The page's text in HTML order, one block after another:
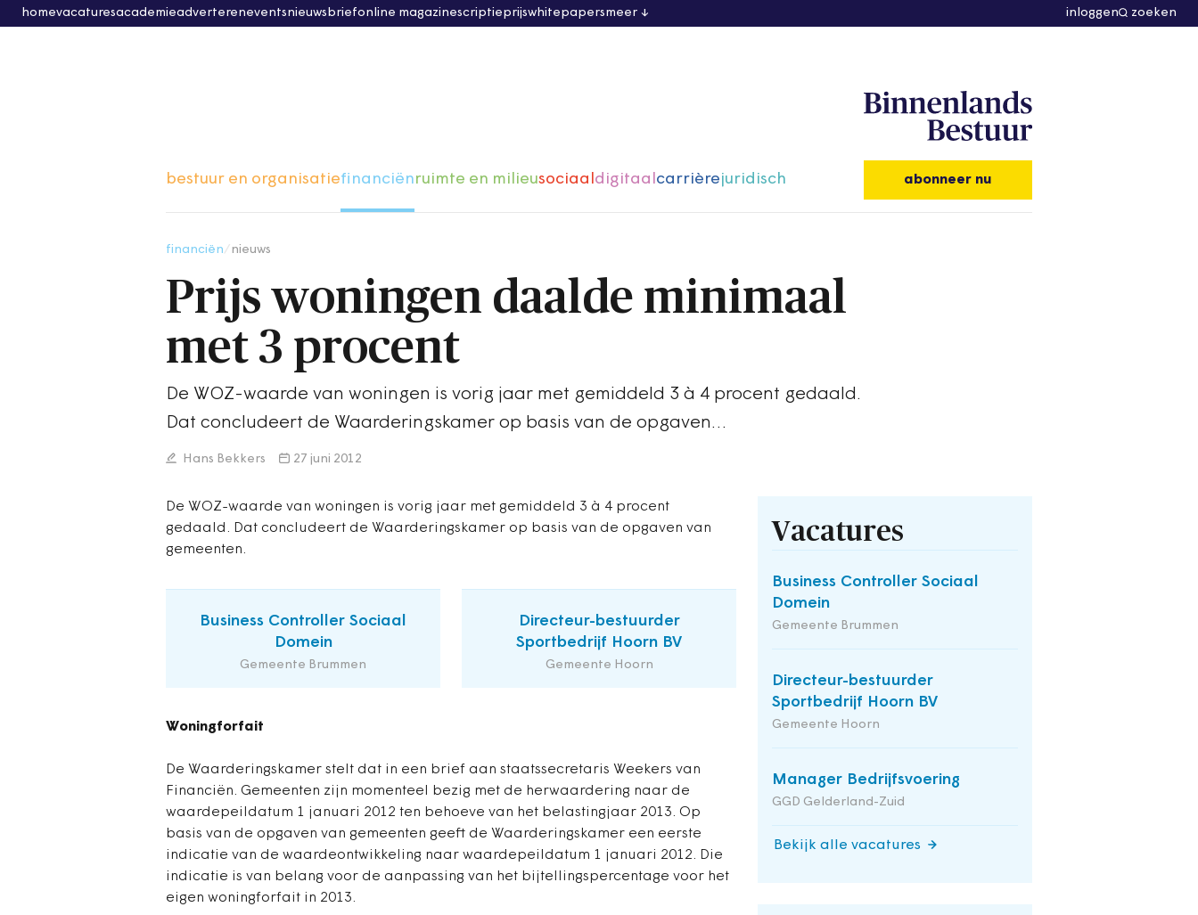
homevacaturesacademieadvertereneventsnieuwsbriefonline magazinescriptieprijswhitepapersmeer inloggen zoeken
bestuur en organisatiefinanciënruimte en milieusociaaldigitaalcarrièrejuridisch abonneer nu
financiën nieuws
Prijs woningen daalde minimaal
met 3 procent
De WOZ-waarde van woningen is vorig jaar met gemiddeld 3 à 4 procent gedaald.
Dat concludeert de Waarderingskamer op basis van de opgaven…
Hans Bekkers 27 juni 2012
De WOZ-waarde van woningen is vorig jaar met gemiddeld 3 à 4 procent
gedaald. Dat concludeert de Waarderingskamer op basis van de opgaven van
gemeenten.
Business Controller Sociaal
Domein
Gemeente Brummen
Directeur-bestuurder
Sportbedrijf Hoorn BV
Gemeente Hoorn
Woningforfait
Vacatures
Business Controller Sociaal
Domein
Gemeente Brummen
Directeur-bestuurder
Sportbedrijf Hoorn BV
Gemeente Hoorn
Manager Bedrijfsvoering
GGD Gelderland-Zuid
Bekijk alle vacatures
De Waarderingskamer stelt dat in een brief aan staatssecretaris Weekers van
Financiën. Gemeenten zijn momenteel bezig met de herwaardering naar de
waardepeildatum 1 januari 2012 ten behoeve van het belastingjaar 2013. Op
basis van de opgaven van gemeenten geeft de Waarderingskamer een eerste
indicatie van de waardeontwikkeling naar waardepeildatum 1 januari 2012. Die
indicatie is van belang voor de aanpassing van het bijtellingspercentage voor het
eigen woningforfait in 2013.